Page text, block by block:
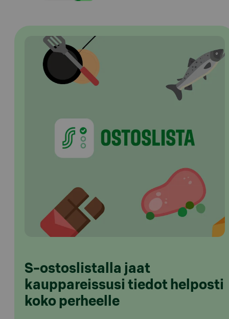
S-ostoslistalla jaat
kauppareissusi tiedot helposti
koko perheelle